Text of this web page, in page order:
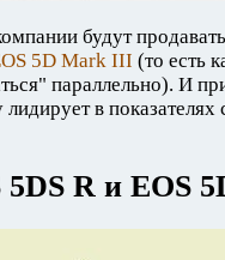
будут
5D Mark III (то есть
параллельно). И
в показателях
R и EOS